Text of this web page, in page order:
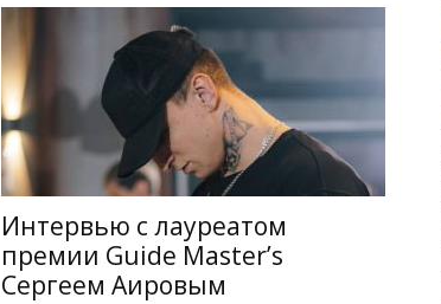
Интервью с лауреатом
премии Guide Master’s
Сергеем Аировым